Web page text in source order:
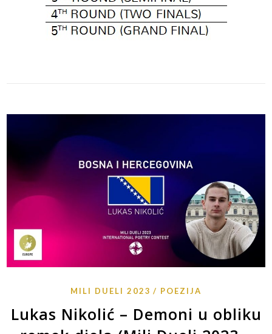
MILI DUELI 2023 POEZIJA
Lukas Nikolić – Demoni u obliku